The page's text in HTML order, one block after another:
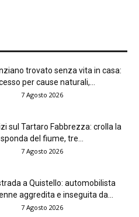
trovato senza vita in casa:
per cause naturali,...
7 Agosto 2026
sul Tartaro Fabbrezza: crolla la
sponda del fiume, tre...
7 Agosto 2026
a Quistello: automobilista
aggredita e inseguita da...
7 Agosto 2026